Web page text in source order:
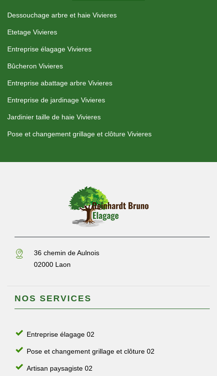
Dessouchage arbre et haie Vivieres
Etetage Vivieres
Entreprise élagage Vivieres
Bûcheron Vivieres
Entreprise abattage arbre Vivieres
Entreprise de jardinage Vivieres
Jardinier taille de haie Vivieres
Pose et changement grillage et clôture Vivieres
36 chemin de Aulnois
02000 Laon
NOS SERVICES
Entreprise élagage 02
Pose et changement grillage et clôture 02
Artisan paysagiste 02